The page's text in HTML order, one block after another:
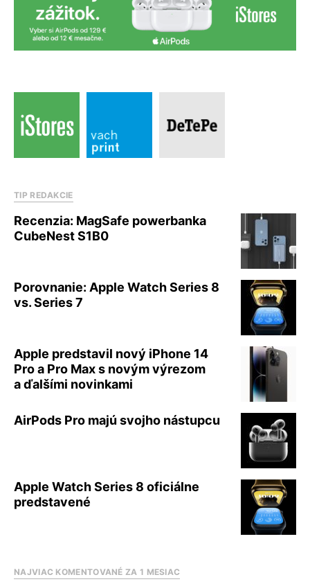
TIP REDAKCIE
Recenzia: MagSafe powerbanka
CubeNest S1B0
Porovnanie: Apple Watch Series 8
vs. Series 7
Apple predstavil nový iPhone 14
Pro a Pro Max s novým výrezom
a ďalšími novinkami
AirPods Pro majú svojho nástupcu
Apple Watch Series 8 oficiálne
predstavené
NAJVIAC KOMENTOVANÉ ZA 1 MESIAC